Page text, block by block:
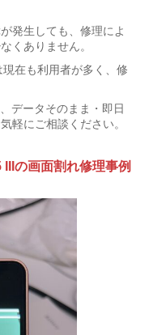
発生しても、修理によ
くありません。
在も利用者が多く、修
データそのまま・即日
軽にご相談ください。
の画面割れ修理事例